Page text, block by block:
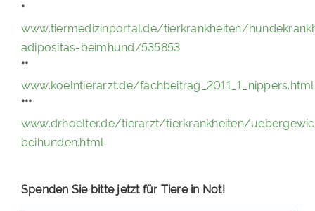
*
www.tiermedizinportal.de/tierkrankheiten/
adipositas-beimhund/535853
**
www.koelntierarzt.de/fachbeitrag_2011_1_nippers.html
***
www.drhoelter.de/tierarzt/tierkrankheiten/
beihunden.html
Spenden Sie bitte jetzt für Tiere in Not!